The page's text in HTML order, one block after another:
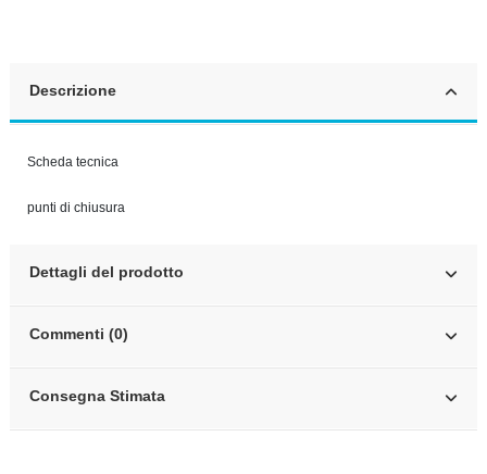
Descrizione
Scheda tecnica
punti di chiusura
Dettagli del prodotto
Commenti (0)
Consegna Stimata